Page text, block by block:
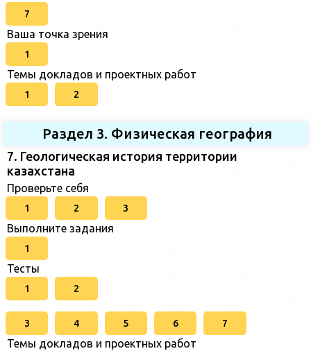
7
Ваша точка зрения
1
Темы докладов и проектных работ
1 2
Раздел 3. Физическая география
7. Геологическая история территории
казахстана
Проверьте себя
1 2 3
Выполните задания
1
Тесты
1 2
3 4 5 6 7
Темы докладов и проектных работ